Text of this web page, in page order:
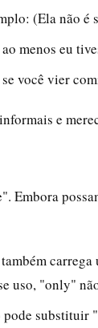
(Ela não
menos eu
você vier
e
uso, "only"